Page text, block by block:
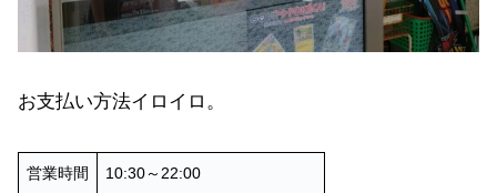
お支払い方法イロイロ。
営業時間 10:30～22:00